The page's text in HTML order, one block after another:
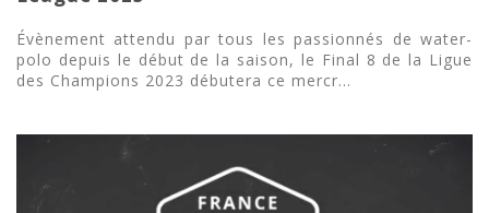
Évènement attendu par tous les passionnés de water-
polo depuis le début de la saison, le Final 8 de la Ligue
des Champions 2023 débutera ce mercr...